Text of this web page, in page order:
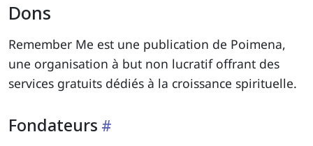
Dons
Remember Me est une publication de Poimena,
une organisation à but non lucratif offrant des
services gratuits dédiés à la croissance spirituelle.
Fondateurs